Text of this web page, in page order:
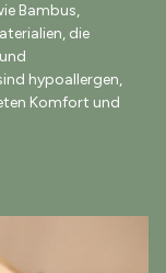
Bambus,
die
hypoallergen,
Komfort und